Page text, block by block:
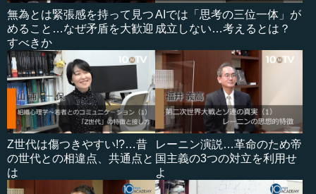
無為とは緊張感を持って見つ
めること…なぜ矛盾を大歓迎
すべきか
AIでは「思考の三位一体」が
成立しない…考えるとは？
Z世代は傷つきやすい!?…昔
の世代との相違点、共通点と
は
レーニン演説…革命のため帝
国主義の3つの対立を利用せ
よ